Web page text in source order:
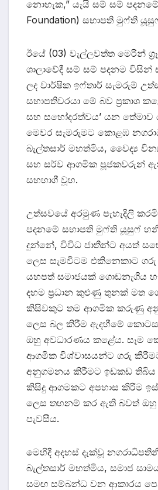
නොහැක,” යැයි සම් සම් පදනමේ
Foundation) සභාපති මුෆ්ති
ඊයේ (03) වැල්ලවත්ත මෙරින්
ශාලාවේදී සම් සම් පදනම විසින්
ලද වාර්ෂික ඉෆ්තාර් සැමරුම්
සභාපතිවරයා මේ බව ප්‍රකාශ
සහ සහෝදරත්වය’ යන තේමාව
මෙවර සැමරුමට කොළඹ
බැල්තසාර් මහත්මිය, වෛද්‍ය
සහ සර්ව ආගමික පූජකවරුන්
සහභාගී වූහ.
උත්සවයේ අරමුණ පැහැදිලි
පදනමේ සභාපති මුෆ්ති යූසුෆ්
දුන්නේ, විවිධ ජාතීන්ට අයත්
ලෙස සැමවිටම එකිනෙකාට
යහපත් සමාජයක් ගොඩනැගිය
දහම ප්‍රධාන කුළුණු තුනක් මත
කිසිවකුට තම ආගමික කරුණු
ලෙස බල කිරීම ඇදහීමේ
ඔහු අවධාරණය කළේය. සෑම
ආගමික විශ්වාසයන්ට ගරු
අනුගමනය කිරීමට ඉඩකඩ
කිසිදු ආගමකට අපහාස කිරීම
ලෙස තහනම් කර ඇති බවත් ඔහු
පැවසීය.
මෙහිදී අදහස් දැක්වූ
බැල්තසාර් මහත්මිය, සමාජ
සමඟ සම්බන්ධ වන ආකාරය